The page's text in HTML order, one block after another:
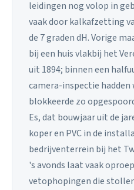
leidingen nog volop in
vaak door kalkafzetting
de 7 graden dH. Vorige
bij een huis vlakbij het
uit 1894; binnen een
camera-inspectie hadden
blokkeerde zo
Es, dat bouwjaar uit de
koper en PVC in de
bedrijventerrein bij het
's avonds laat vaak
vetophopingen die